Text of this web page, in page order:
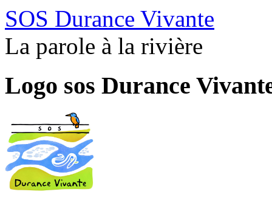
SOS Durance Vivante
La parole à la rivière
Logo sos Durance